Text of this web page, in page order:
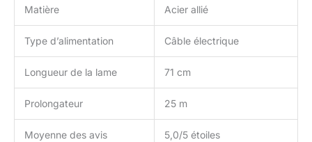
Matière Acier allié
Type d’alimentation Câble électrique
Longueur de la lame 71 cm
Prolongateur 25 m
Moyenne des avis 5,0/5 étoiles